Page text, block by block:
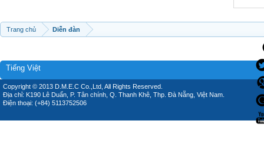
Trang chủ Diễn đàn
Tiếng Việt
Copyright © 2013 D.M.E.C Co.,Ltd, All Rights Reserved.
Địa chỉ: K190 Lê Duẩn, P. Tân chính, Q. Thanh Khê, Thp. Đà Nẵng, Việt Nam.
Điện thoại: (+84) 5113752506